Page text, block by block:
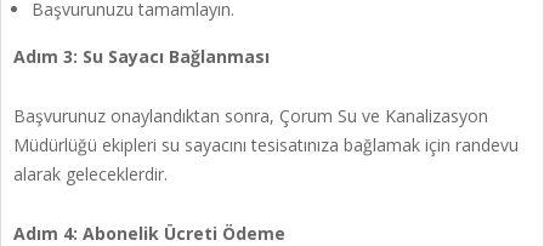
Başvurunuzu tamamlayın.
Adım 3: Su Sayacı Bağlanması
Başvurunuz onaylandıktan sonra, Çorum Su ve Kanalizasyon
Müdürlüğü ekipleri su sayacını tesisatınıza bağlamak için randevu
alarak geleceklerdir.
Adım 4: Abonelik Ücreti Ödeme